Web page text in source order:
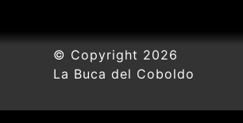
© Copyright 2026
La Buca del Coboldo